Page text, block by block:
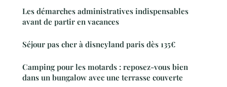
Les démarches administratives indispensables
avant de partir en vacances
Séjour pas cher à disneyland paris dès 135€
Camping pour les motards : reposez-vous bien
dans un bungalow avec une terrasse couverte